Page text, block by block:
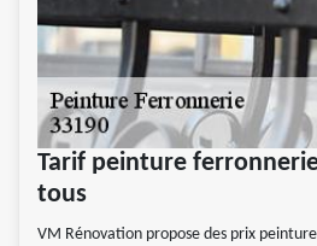
Tarif peinture
tous
VM Rénovation propose des prix